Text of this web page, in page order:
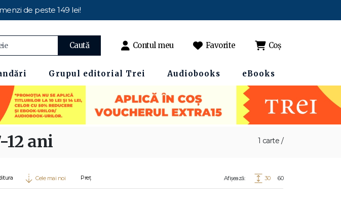
de peste 149 lei!
Caută Contul meu Favorite Coș
Grupul editorial Trei Audiobooks eBooks
1 carte /
12 ani
Cele mai noi Preț Afișează: 30 60